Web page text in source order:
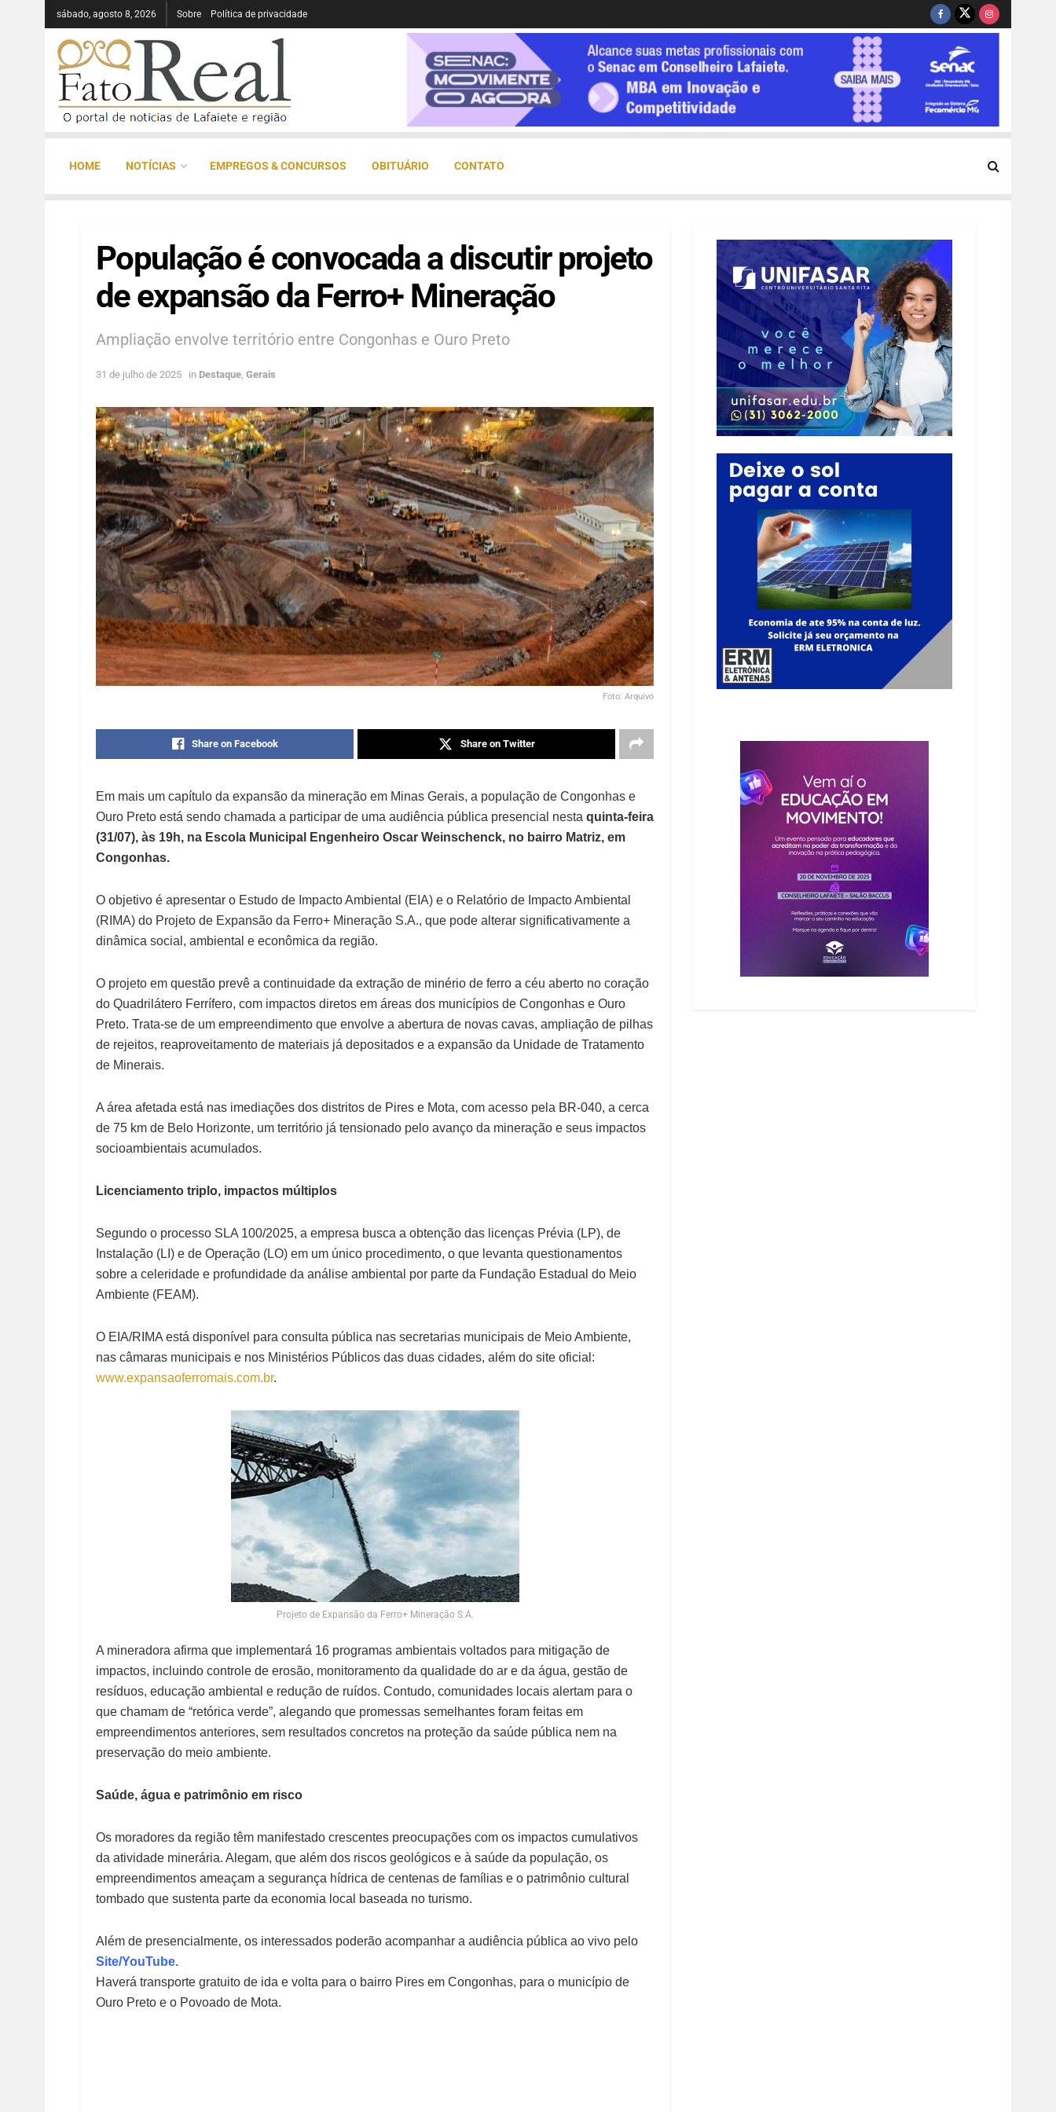
sábado, agosto 8, 2026 Sobre Política de privacidade
HOME NOTÍCIAS EMPREGOS & CONCURSOS OBITUÁRIO CONTATO
População é convocada a discutir projeto
de expansão da Ferro+ Mineração
Ampliação envolve território entre Congonhas e Ouro Preto
31 de julho de 2025 in Destaque Gerais
Foto: Arquivo
Share on Facebook Share on Twitter
Em mais um capítulo da expansão da mineração em Minas Gerais, a população de Congonhas e
Ouro Preto está sendo chamada a participar de uma audiência pública presencial nesta quinta-feira
(31/07), às 19h, na Escola Municipal Engenheiro Oscar Weinschenck, no bairro Matriz, em
Congonhas.
O objetivo é apresentar o Estudo de Impacto Ambiental (EIA) e o Relatório de Impacto Ambiental
(RIMA) do Projeto de Expansão da Ferro+ Mineração S.A., que pode alterar significativamente a
dinâmica social, ambiental e econômica da região.
O projeto em questão prevê a continuidade da extração de minério de ferro a céu aberto no coração
do Quadrilátero Ferrífero, com impactos diretos em áreas dos municípios de Congonhas e Ouro
Preto. Trata-se de um empreendimento que envolve a abertura de novas cavas, ampliação de pilhas
de rejeitos, reaproveitamento de materiais já depositados e a expansão da Unidade de Tratamento
de Minerais.
A área afetada está nas imediações dos distritos de Pires e Mota, com acesso pela BR-040, a cerca
de 75 km de Belo Horizonte, um território já tensionado pelo avanço da mineração e seus impactos
socioambientais acumulados.
Licenciamento triplo, impactos múltiplos
Segundo o processo SLA 100/2025, a empresa busca a obtenção das licenças Prévia (LP), de
Instalação (LI) e de Operação (LO) em um único procedimento, o que levanta questionamentos
sobre a celeridade e profundidade da análise ambiental por parte da Fundação Estadual do Meio
Ambiente (FEAM).
O EIA/RIMA está disponível para consulta pública nas secretarias municipais de Meio Ambiente,
nas câmaras municipais e nos Ministérios Públicos das duas cidades, além do site oficial:
www.expansaoferromais.com.br.
Projeto de Expansão da Ferro+ Mineração S.A.
A mineradora afirma que implementará 16 programas ambientais voltados para mitigação de
impactos, incluindo controle de erosão, monitoramento da qualidade do ar e da água, gestão de
resíduos, educação ambiental e redução de ruídos. Contudo, comunidades locais alertam para o
que chamam de “retórica verde”, alegando que promessas semelhantes foram feitas em
empreendimentos anteriores, sem resultados concretos na proteção da saúde pública nem na
preservação do meio ambiente.
Saúde, água e patrimônio em risco
Os moradores da região têm manifestado crescentes preocupações com os impactos cumulativos
da atividade minerária. Alegam, que além dos riscos geológicos e à saúde da população, os
empreendimentos ameaçam a segurança hídrica de centenas de famílias e o patrimônio cultural
tombado que sustenta parte da economia local baseada no turismo.
Além de presencialmente, os interessados poderão acompanhar a audiência pública ao vivo pelo
Site/YouTube.
Haverá transporte gratuito de ida e volta para o bairro Pires em Congonhas, para o município de
Ouro Preto e o Povoado de Mota.